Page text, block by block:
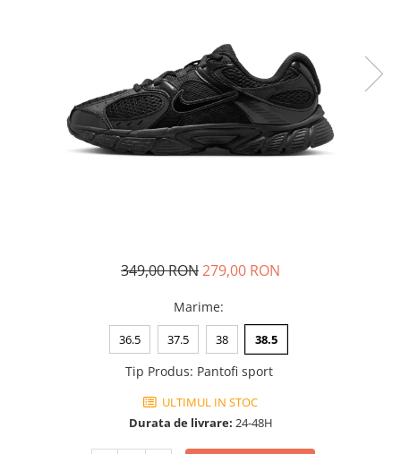
Pantaloni scurti Copii
Accesorii
Ingrijire incaltaminte
349,00 RON279,00 RON
Marime:
36.5 37.5 38 38.5
Tip Produs: Pantofi sport
ULTIMUL IN STOC
Durata de livrare: 24-48H